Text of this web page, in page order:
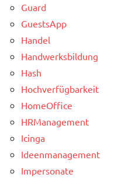
Guard
GuestsApp
Handel
Handwerksbildung
Hash
Hochverfügbarkeit
HomeOffice
HRManagement
Icinga
Ideenmanagement
Impersonate